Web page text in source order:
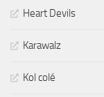
Heart Devils
Karawalz
Kol colé